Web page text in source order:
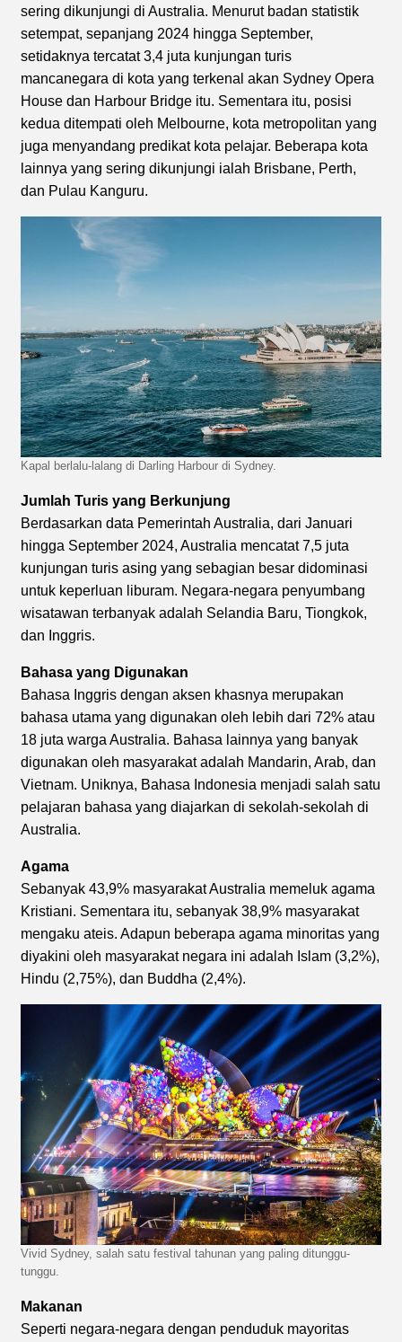
sering dikunjungi di Australia. Menurut badan statistik
setempat, sepanjang 2024 hingga September,
setidaknya tercatat 3,4 juta kunjungan turis
mancanegara di kota yang terkenal akan Sydney Opera
House dan Harbour Bridge itu. Sementara itu, posisi
kedua ditempati oleh Melbourne, kota metropolitan yang
juga menyandang predikat kota pelajar. Beberapa kota
lainnya yang sering dikunjungi ialah Brisbane, Perth,
dan Pulau Kanguru.
Kapal berlalu-lalang di Darling Harbour di Sydney.
Jumlah Turis yang Berkunjung
Berdasarkan data Pemerintah Australia, dari Januari
hingga September 2024, Australia mencatat 7,5 juta
kunjungan turis asing yang sebagian besar didominasi
untuk keperluan liburam. Negara-negara penyumbang
wisatawan terbanyak adalah Selandia Baru, Tiongkok,
dan Inggris.
Bahasa yang Digunakan
Bahasa Inggris dengan aksen khasnya merupakan
bahasa utama yang digunakan oleh lebih dari 72% atau
18 juta warga Australia. Bahasa lainnya yang banyak
digunakan oleh masyarakat adalah Mandarin, Arab, dan
Vietnam. Uniknya, Bahasa Indonesia menjadi salah satu
pelajaran bahasa yang diajarkan di sekolah-sekolah di
Australia.
Agama
Sebanyak 43,9% masyarakat Australia memeluk agama
Kristiani. Sementara itu, sebanyak 38,9% masyarakat
mengaku ateis. Adapun beberapa agama minoritas yang
diyakini oleh masyarakat negara ini adalah Islam (3,2%),
Hindu (2,75%), dan Buddha (2,4%).
Vivid Sydney, salah satu festival tahunan yang paling ditunggu-
tunggu.
Makanan
Seperti negara-negara dengan penduduk mayoritas